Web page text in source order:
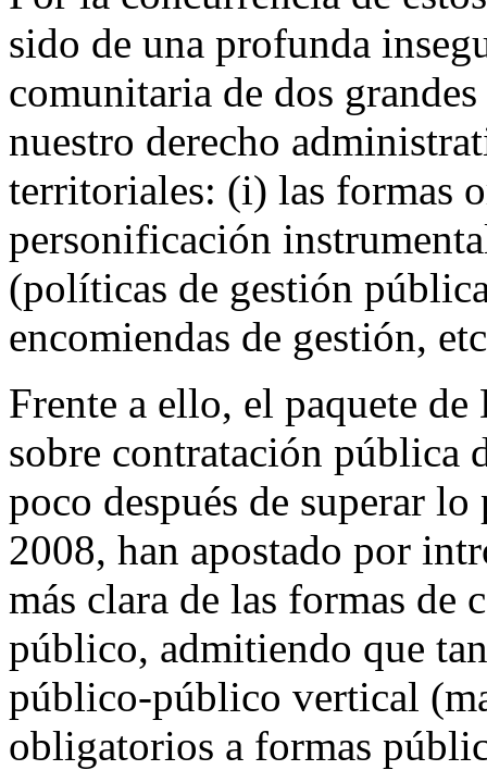
sido de una profunda
comunitaria de dos
nuestro derecho
territoriales: (i) las formas
personificación
(políticas de gestión
encomiendas de gestión,
Frente a ello, el paquete
sobre contratación pública
poco después de superar
2008, han apostado por
más clara de las formas de
público, admitiendo que
público-público vertical
obligatorios a formas